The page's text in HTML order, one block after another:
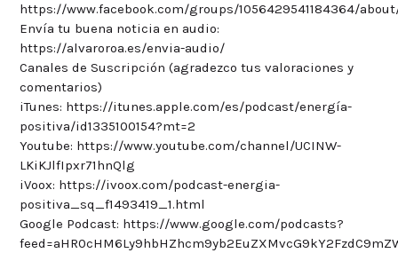
https://www.facebook.com/groups/1056429541184364/
Envía tu buena noticia en audio:
https://alvaroroa.es/envia-audio/
Canales de Suscripción (agradezco tus valoraciones y
comentarios)
iTunes: https://itunes.apple.com/es/podcast/energía-
positiva/id1335100154?mt=2
Youtube: https://www.youtube.com/channel/UCINW-
LKiKJlfIpxr71hnQlg
iVoox: https://ivoox.com/podcast-energia-
positiva_sq_f1493419_1.html
Google Podcast: https://www.google.com/podcasts?